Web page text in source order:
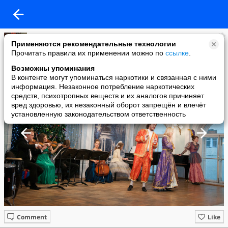
Применяются рекомендательные технологии
Прочитать правила их применении можно по ссылке
Возможны упоминания
В контенте могут упоминаться наркотики и связанная с ними
информация. Незаконное потребление наркотических
средств, психотропных веществ и их аналогов причиняет
вред здоровью, их незаконный оборот запрещён и влечёт
установленную законодательством ответственность
Татьяна Исаева
added a photo
26 Jan в 20:42
Like
Comment